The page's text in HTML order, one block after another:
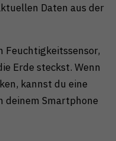
Daten aus der
Feuchtigkeitssensor,
Erde steckst. Wenn
kannst du eine
deinem Smartphone